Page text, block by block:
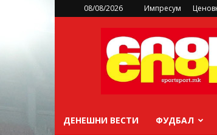
08/08/2026 Импресум
sportsport.mk
ДЕНЕШНИ ВЕСТИ ФУДБАЛ